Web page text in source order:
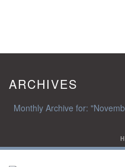
ARCHIVES
Monthly Archive for: